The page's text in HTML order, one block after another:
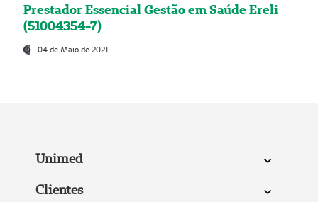
Prestador Essencial Gestão em Saúde Ereli
(51004354-7)
04 de Maio de 2021
Unimed
Clientes